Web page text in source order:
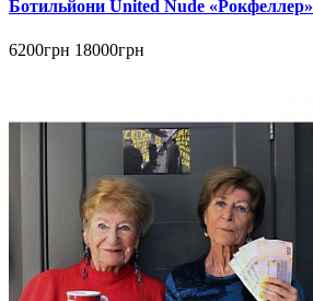
Ботильйони United Nude «Рокфеллер»
6200грн 18000грн